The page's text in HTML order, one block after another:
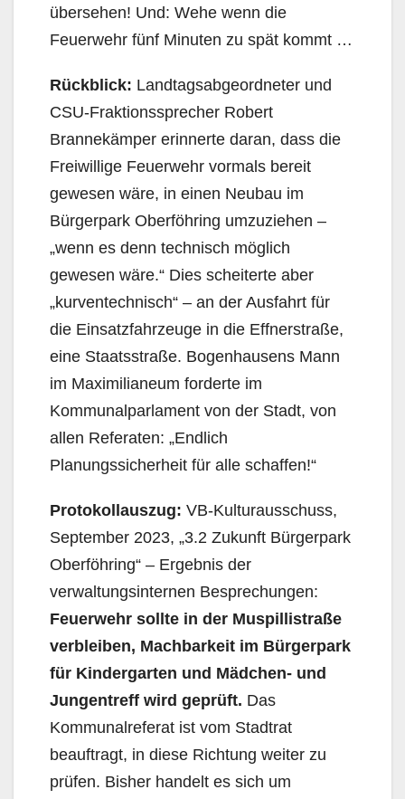
übersehen! Und: Wehe wenn die
Feuerwehr fünf Minuten zu spät kommt …
Rückblick: Landtagsabgeordneter und
CSU-Fraktionssprecher Robert
Brannekämper erinnerte daran, dass die
Freiwillige Feuerwehr vormals bereit
gewesen wäre, in einen Neubau im
Bürgerpark Oberföhring umzuziehen –
„wenn es denn technisch möglich
gewesen wäre.“ Dies scheiterte aber
„kurventechnisch“ – an der Ausfahrt für
die Einsatzfahrzeuge in die Effnerstraße,
eine Staatsstraße. Bogenhausens Mann
im Maximilianeum forderte im
Kommunalparlament von der Stadt, von
allen Referaten: „Endlich
Planungssicherheit für alle schaffen!“
Protokollauszug: VB-Kulturausschuss,
September 2023, „3.2 Zukunft Bürgerpark
Oberföhring“ – Ergebnis der
verwaltungsinternen Besprechungen:
Feuerwehr sollte in der Muspillistraße
verbleiben, Machbarkeit im Bürgerpark
für Kindergarten und Mädchen- und
Jungentreff wird geprüft. Das
Kommunalreferat ist vom Stadtrat
beauftragt, in diese Richtung weiter zu
prüfen. Bisher handelt es sich um